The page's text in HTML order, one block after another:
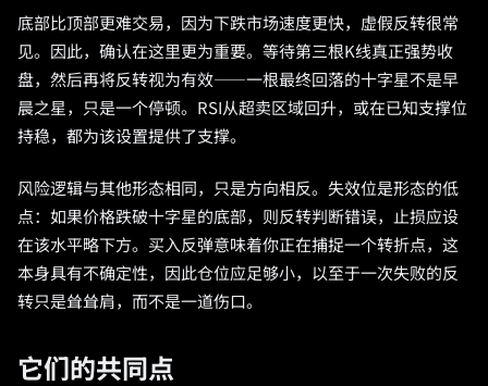
底部比顶部更难交易，因为下跌市场速度更快，虚假反转很常
见。因此，确认在这里更为重要。等待第三根K线真正强势收
盘，然后再将反转视为有效——一根最终回落的十字星不是早
晨之星，只是一个停顿。RSI从超卖区域回升，或在已知支撑位
持稳，都为该设置提供了支撑。
风险逻辑与其他形态相同，只是方向相反。失效位是形态的低
点：如果价格跌破十字星的底部，则反转判断错误，止损应设
在该水平略下方。买入反弹意味着你正在捕捉一个转折点，这
本身具有不确定性，因此仓位应足够小，以至于一次失败的反
转只是耸耸肩，而不是一道伤口。
它们的共同点